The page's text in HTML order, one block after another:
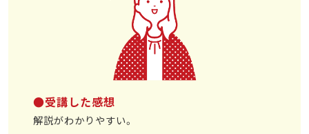
●受講した感想
解説がわかりやすい。